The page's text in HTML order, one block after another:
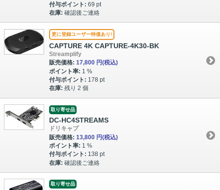
付与ポイント: 69 pt
在庫: 確認後ご連絡
更に登録ユーザー特価あり!
CAPTURE 4K CAPTURE-4K30-BK
Streamplify
販売価格: 17,800 円(税込)
ポイント率: 1 %
付与ポイント: 178 pt
在庫: 残り 2 個
取り寄せ品
DC-HC4STREAMS
ドリキャプ
販売価格: 13,800 円(税込)
ポイント率: 1 %
付与ポイント: 138 pt
在庫: 確認後ご連絡
取り寄せ品